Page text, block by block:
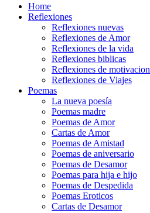
Home
Reflexiones
Reflexiones nuevas
Reflexiones de Amor
Reflexiones de la vida
Reflexiones biblicas
Reflexiones de motivacion
Reflexiones de Viajes
Poemas
La nueva poesía
Poemas madre
Poemas de Amor
Cartas de Amor
Poemas de Amistad
Poemas de aniversario
Poemas de Desamor
Poemas para hija e hijo
Poemas de Despedida
Poemas Eroticos
Cartas de Desamor